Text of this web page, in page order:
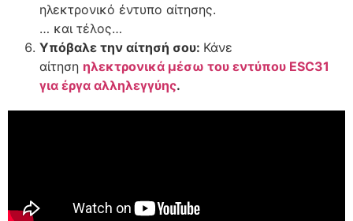
ηλεκτρονικό έντυπο αίτησης.
… και τέλος…
Υπόβαλε την αίτησή σου: Κάνε
αίτηση ηλεκτρονικά μέσω του εντύπου ESC31
για έργα αλληλεγγύης.